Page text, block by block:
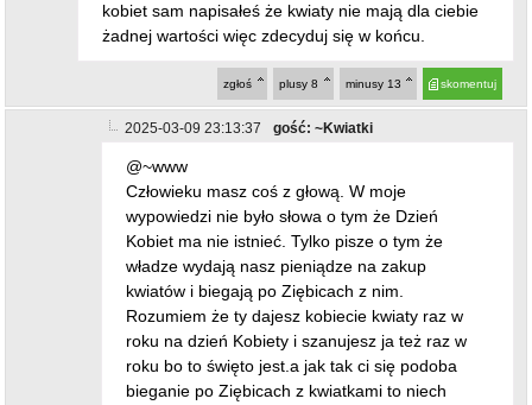
kobiet sam napisałeś że kwiaty nie mają dla ciebie
żadnej wartości więc zdecyduj się w końcu.
skomentuj
minusy 13
plusy 8
zgłoś
2025-03-09 23:13:37 gość: ~Kwiatki
@~www
Człowieku masz coś z głową. W moje
wypowiedzi nie było słowa o tym że Dzień
Kobiet ma nie istnieć. Tylko pisze o tym że
władze wydają nasz pieniądze na zakup
kwiatów i biegają po Ziębicach z nim.
Rozumiem że ty dajesz kobiecie kwiaty raz w
roku na dzień Kobiety i szanujesz ja też raz w
roku bo to święto jest.a jak tak ci się podoba
bieganie po Ziębicach z kwiatkami to niech